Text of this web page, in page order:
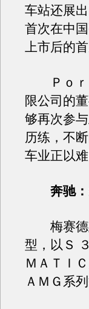
车站还展
首次在中
上市后的
Ｐｏｒ
限公司的
够再次参
历练，不
车业正以
奔驰
梅赛德
型，以Ｓ
ＭＡＴＩ
ＡＭＧ系